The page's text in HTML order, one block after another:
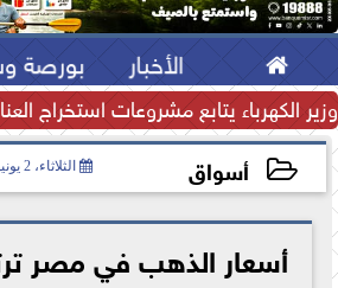
 الأخبار بورصة
النقدي يرتفع إلى...
وزير الكهرباء يتابع مشروعات استخراج
أسواق الثلاثاء، 2 يونيو 2026
2026-06-02 12:06:42